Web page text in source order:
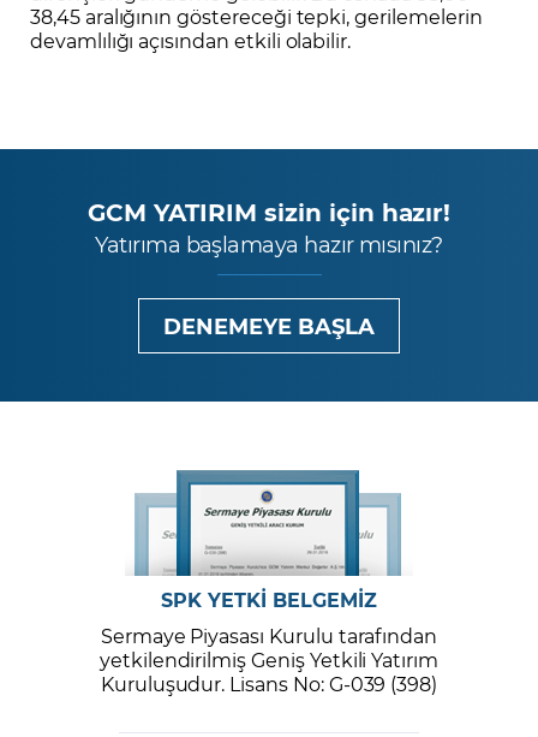
38,45 aralığının göstereceği tepki, gerilemelerin
devamlılığı açısından etkili olabilir.
GCM YATIRIM sizin için hazır!
Yatırıma başlamaya hazır mısınız?
DENEMEYE BAŞLA
SPK YETKİ BELGEMİZ
Sermaye Piyasası Kurulu tarafından
yetkilendirilmiş Geniş Yetkili Yatırım
Kuruluşudur. Lisans No: G-039 (398)